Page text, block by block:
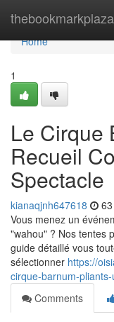
thebookmarkplaza
Home
Home
1
Le Cirque
Recueil
Spectacle
kianaqjnh647618
Vous menez un
"wahou" ? Nos tentes
guide détaillé vous
sélectionner https://
cirque-barnum-
Comments